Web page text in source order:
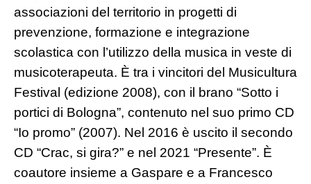
associazioni del territorio in progetti di
prevenzione, formazione e integrazione
scolastica con l’utilizzo della musica in veste di
musicoterapeuta. È tra i vincitori del Musicultura
Festival (edizione 2008), con il brano “Sotto i
portici di Bologna”, contenuto nel suo primo CD
“Io promo” (2007). Nel 2016 è uscito il secondo
CD “Crac, si gira?” e nel 2021 “Presente”. È
coautore insieme a Gaspare e a Francesco